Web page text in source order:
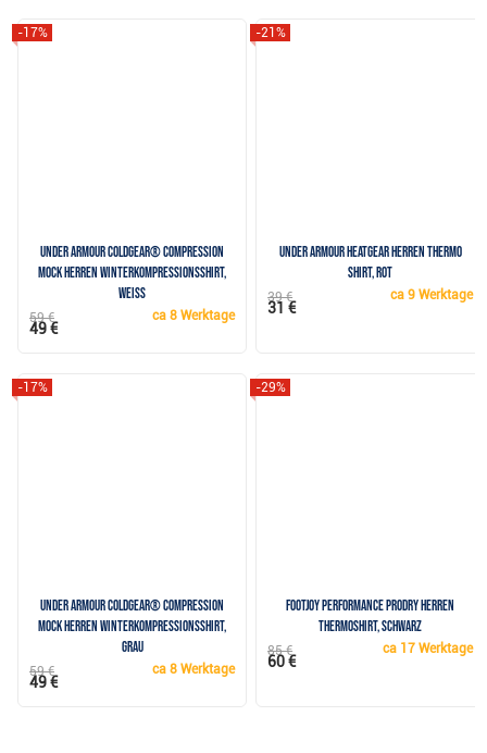
Under Armour ColdGear® Compression
Mock Herren Winterkompressionsshirt,
weiss
-17%
ca8 Werktage
59 €
49 €
Under Armour HeatGear Herren Thermo
Shirt, rot
-21%
ca9 Werktage
39 €
31 €
Under Armour ColdGear® Compression
Mock Herren Winterkompressionsshirt,
grau
-17%
ca8 Werktage
59 €
49 €
FootJoy Performance ProDry Herren
Thermoshirt, schwarz
-29%
ca 17 Werktage
85 €
60 €